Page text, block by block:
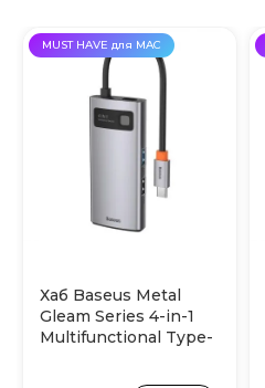
MUST HAVE для MAC
Хаб Baseus Metal
Gleam Series 4-in-1
Multifunctional Type-